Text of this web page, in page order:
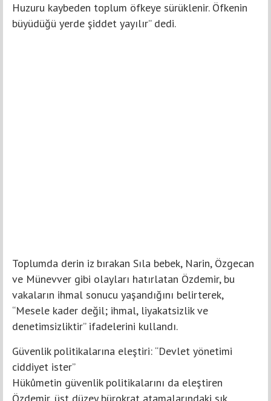
Huzuru kaybeden toplum öfkeye sürüklenir. Öfkenin
büyüdüğü yerde şiddet yayılır” dedi.
Toplumda derin iz bırakan Sıla bebek, Narin, Özgecan
ve Münevver gibi olayları hatırlatan Özdemir, bu
vakaların ihmal sonucu yaşandığını belirterek,
“Mesele kader değil; ihmal, liyakatsizlik ve
denetimsizliktir” ifadelerini kullandı.
Güvenlik politikalarına eleştiri: “Devlet yönetimi
ciddiyet ister”
Hükûmetin güvenlik politikalarını da eleştiren